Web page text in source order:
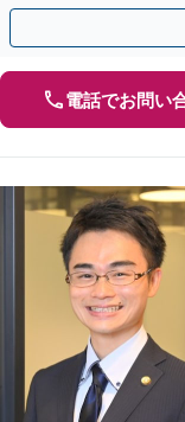
執行／事業承継など、
電話でお問い